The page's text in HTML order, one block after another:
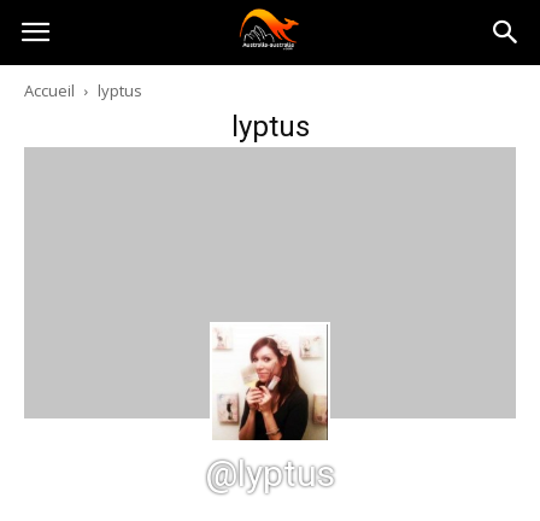
Australia-
australie.com
Accueil lyptus
lyptus
@lyptus